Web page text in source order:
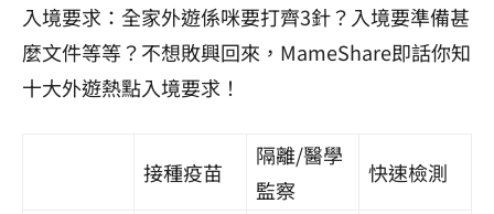
入境要求：全家外遊係咪要打齊3針？入境要準備甚
麼文件等等？不想敗興回來，MameShare即話你知
十大外遊熱點入境要求！
接種疫苗
隔離/醫學
監察
快速檢測